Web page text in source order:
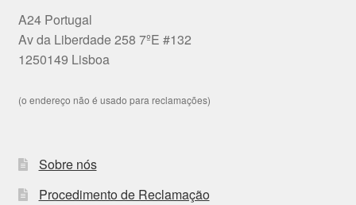
A24 Portugal
Av da Liberdade 258 7ºE #132
1250149 Lisboa
(o endereço não é usado para reclamações)
Sobre nós
Procedimento de Reclamação